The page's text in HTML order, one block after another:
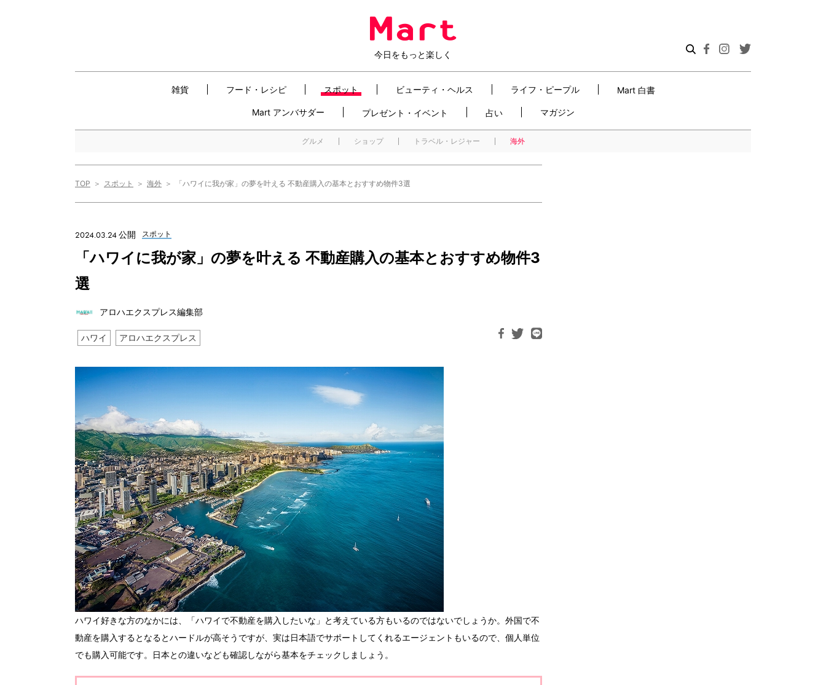
今日をもっと楽しく
雑貨 フード・レシピ スポット ビューティ・ヘルス ライフ・ピープル Mart 白書
Mart アンバサダー プレゼント・イベント 占い マガジン
グルメ ショップ トラベル・レジャー 海外
TOP スポット 海外 「ハワイに我が家」の夢を叶える 不動産購入の基本とおすすめ物件3選
2024.03.24 公開 スポット
「ハワイに我が家」の夢を叶える 不動産購入の基本とおすすめ物件3
選
アロハエクスプレス編集部
ハワイ アロハエクスプレス
ハワイ好きな方のなかには、「ハワイで不動産を購入したいな」と考えている方もいるのではないでしょうか。外国で不
動産を購入するとなるとハードルが高そうですが、実は日本語でサポートしてくれるエージェントもいるので、個人単位
でも購入可能です。日本との違いなども確認しながら基本をチェックしましょう。